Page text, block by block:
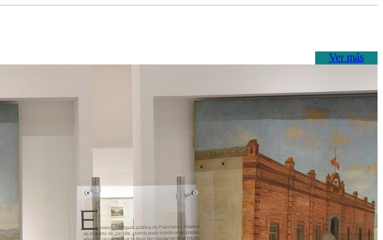
Ver más